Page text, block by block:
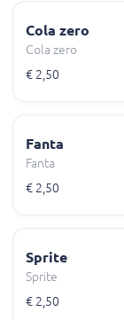
Cola zero
Cola zero
€ 2,50
Fanta
Fanta
€ 2,50
Sprite
Sprite
€ 2,50